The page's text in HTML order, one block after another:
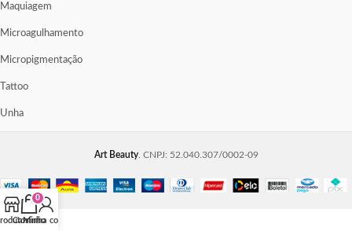
Maquiagem
Microagulhamento
Micropigmentação
Tattoo
Unha
Art Beauty. CNPJ: 52.040.307/0002-09
0
Carrinho
Minha conta